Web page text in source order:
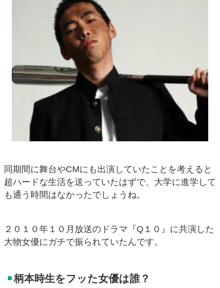
同期間に舞台やCMにも出演していたことを考えると
超ハードな生活を送っていたはずで、大学に進学して
も通う時間はなかったでしょうね。
２０１０年１０月放送のドラマ『Q１０』に共演した
大物女優にガチで振られていたんです。
柄本時生をフッた女優は誰？